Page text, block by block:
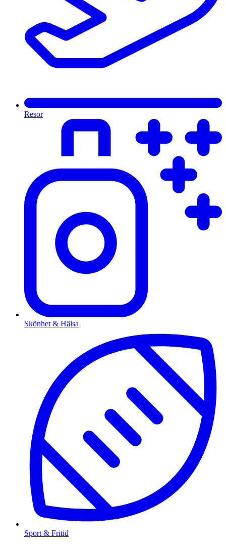
Resor
Skönhet & Hälsa
Sport & Fritid